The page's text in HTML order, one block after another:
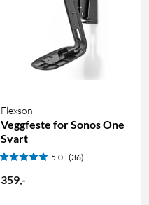
Flexson
Veggfeste for Sonos One
Svart
5.0 (36)
359,-